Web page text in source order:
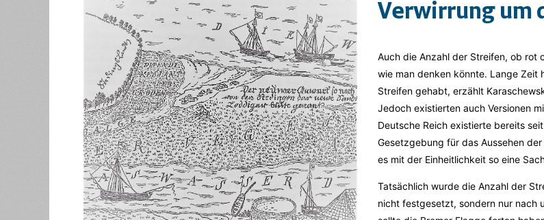
Verwirrung um
Auch die Anzahl der Streifen, ob rot
wie man denken könnte. Lange Zeit
Streifen gehabt, erzählt
Jedoch existierten auch Versionen
Deutsche Reich existierte bereits
Gesetzgebung für das Aussehen
es mit der Einheitlichkeit so eine
Tatsächlich wurde die Anzahl der
nicht festgesetzt, sondern nur nach